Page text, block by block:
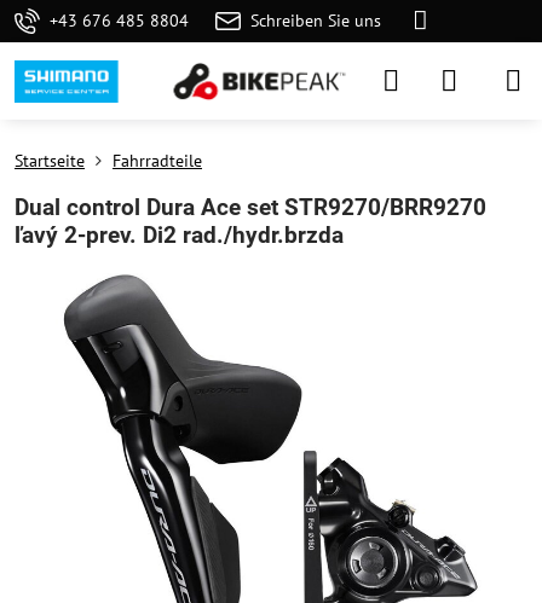
+43 676 485 8804 Schreiben Sie uns
Startseite Fahrradteile
Dual control Dura Ace set STR9270/BRR9270
ľavý 2-prev. Di2 rad./hydr.brzda